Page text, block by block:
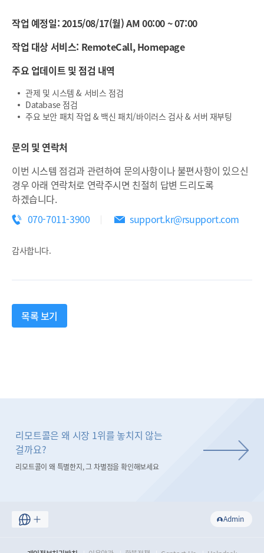
작업 예정일: 2015/08/17(월) AM 00:00 ~ 07:00
작업 대상 서비스: RemoteCall, Homepage
주요 업데이트 및 점검 내역
관제 및 시스템 & 서비스 점검
Database 점검
주요 보안 패치 작업 & 백신 패치/바이러스 검사 & 서버 재부팅
문의 및 연락처
이번 시스템 점검과 관련하여 문의사항이나 불편사항이 있으신
경우 아래 연락처로 연락주시면 친절히 답변 드리도록
하겠습니다.
070-7011-3900
support.kr@rsupport.com
감사합니다.
목록 보기
리모트콜은 왜 시장 1위를 놓치지 않는
걸까요?
리모트콜이 왜 특별한지, 그 차별점을 확인해보세요
Admin